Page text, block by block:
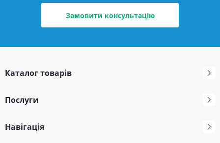
Замовити консультацію
Каталог товарів
Послуги
Навігація